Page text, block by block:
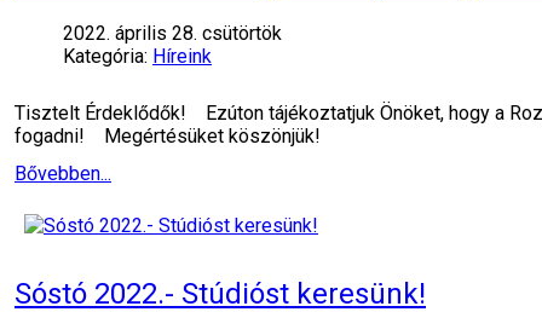
2022. április 28. csütörtök
Kategória: Híreink
Tisztelt Érdeklődők! Ezúton tájékoztatjuk Önöket, hogy a
fogadni! Megértésüket köszönjük!
Bővebben...
Sóstó 2022.- Stúdióst keresünk!